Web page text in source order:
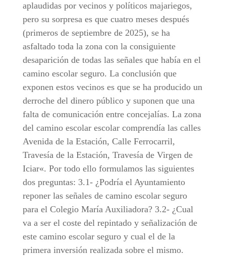
aplaudidas por vecinos y políticos majariegos,
pero su sorpresa es que cuatro meses después
(primeros de septiembre de 2025), se ha
asfaltado toda la zona con la consiguiente
desaparición de todas las señales que había en el
camino escolar seguro. La conclusión que
exponen estos vecinos es que se ha producido un
derroche del dinero público y suponen que una
falta de comunicación entre concejalías. La zona
del camino escolar escolar comprendía las calles
Avenida de la Estación, Calle Ferrocarril,
Travesía de la Estación, Travesía de Virgen de
Iciar«. Por todo ello formulamos las siguientes
dos preguntas: 3.1- ¿Podría el Ayuntamiento
reponer las señales de camino escolar seguro
para el Colegio María Auxiliadora? 3.2- ¿Cual
va a ser el coste del repintado y señalización de
este camino escolar seguro y cual el de la
primera inversión realizada sobre el mismo.